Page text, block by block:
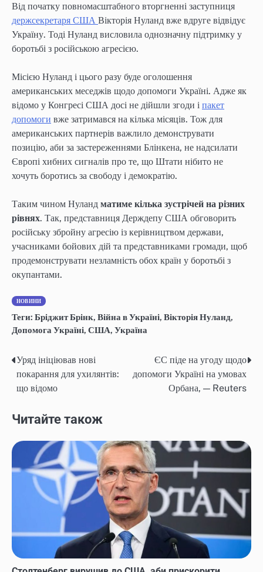
Від початку повномасштабного вторгненні заступниця
держсекретаря США Вікторія Нуланд вже вдруге відвідує
Україну. Тоді Нуланд висловила однозначну підтримку у
боротьбі з російською агресією.
Місією Нуланд і цього разу буде оголошення
американських меседжів щодо допомоги Україні. Адже як
відомо у Конгресі США досі не дійшли згоди і пакет
допомоги вже затримався на кілька місяців. Тож для
американських партнерів важлило демонструвати
позицію, аби за застереженнями Блінкена, не надсилати
Європі хибних сигналів про те, що Штати нібито не
хочуть боротись за свободу і демократію.
Таким чином Нуланд матиме кілька зустрічей на різних
рівнях. Так, представниця Держдепу США обговорить
російську збройну агресію із керівництвом держави,
учасниками бойових дій та представниками громади, щоб
продемонструвати незламність обох країн у боротьбі з
окупантами.
НОВИНИ
Теги: Бріджит Брінк, Війна в Україні, Вікторія Нуланд,
Допомога Україні, США, Україна
Post
navigation
Уряд ініціював нові
покарання для ухилянтів:
що відомо
ЄС піде на угоду щодо
допомоги Україні на умовах
Орбана, — Reuters
Читайте також